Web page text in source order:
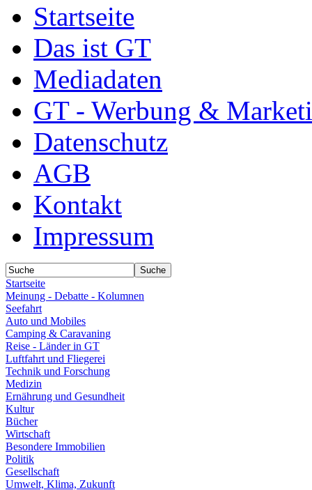
Startseite
Das ist GT
Mediadaten
GT - Werbung &
Datenschutz
AGB
Kontakt
Impressum
Startseite
Meinung - Debatte - Kolumnen
Seefahrt
Auto und Mobiles
Camping & Caravaning
Reise - Länder in GT
Luftfahrt und Fliegerei
Technik und Forschung
Medizin
Ernährung und Gesundheit
Kultur
Bücher
Wirtschaft
Besondere Immobilien
Politik
Gesellschaft
Umwelt, Klima, Zukunft